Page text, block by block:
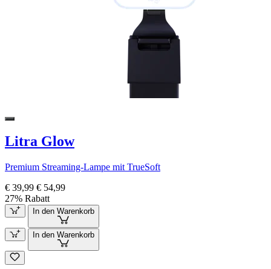
Litra Glow
Premium Streaming-Lampe mit TrueSoft
€ 39,99 € 54,99
27% Rabatt
In den Warenkorb
In den Warenkorb